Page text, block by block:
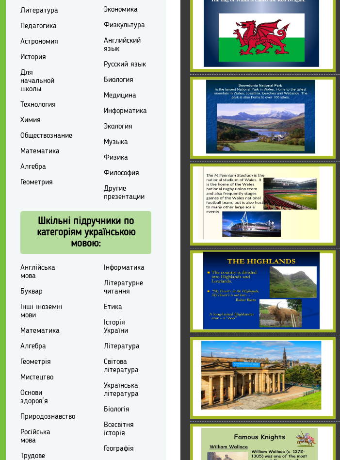
Литература
Педагогика
Астрономия
История
Для
начальной
школы
Технология
Химия
Обществознание
Математика
Алгебра
Геометрия
Экономика
Физкультура
Английский
язык
Русский язык
Биология
Медицина
Информатика
Экология
Музыка
Физика
Философия
Другие
презентации
Шкільні підручники по
категоріям українською
мовою:
Англійська
мова
Буквар
Інші іноземні
мови
Математика
Алгебра
Геометрія
Мистецтво
Основи
здоров'я
Природознавство
Російська
мова
Трудове
Інформатика
Літературне
читання
Етика
Історія
України
Література
Світова
література
Українська
література
Біологія
Всесвітня
історія
Географія